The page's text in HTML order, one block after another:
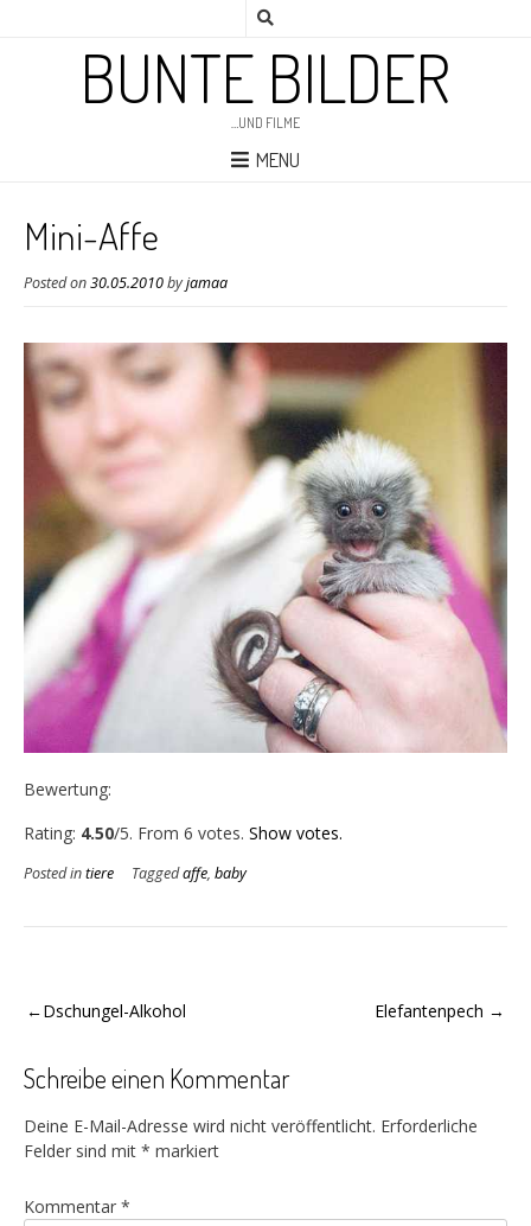
BUNTE BILDER
…UND FILME
MENU
Mini-Affe
Posted on30.05.2010byjamaa
Bewertung:
Rate this item:
Submit Rating
Rating: 4.50/5. From 6 votes. Show votes.
Posted intiere Taggedaffe, baby
Elefantenpech
Dschungel-Alkohol
Schreibe einen Kommentar
Deine E-Mail-Adresse wird nicht veröffentlicht. Erforderliche
Felder sind mit * markiert
Kommentar *